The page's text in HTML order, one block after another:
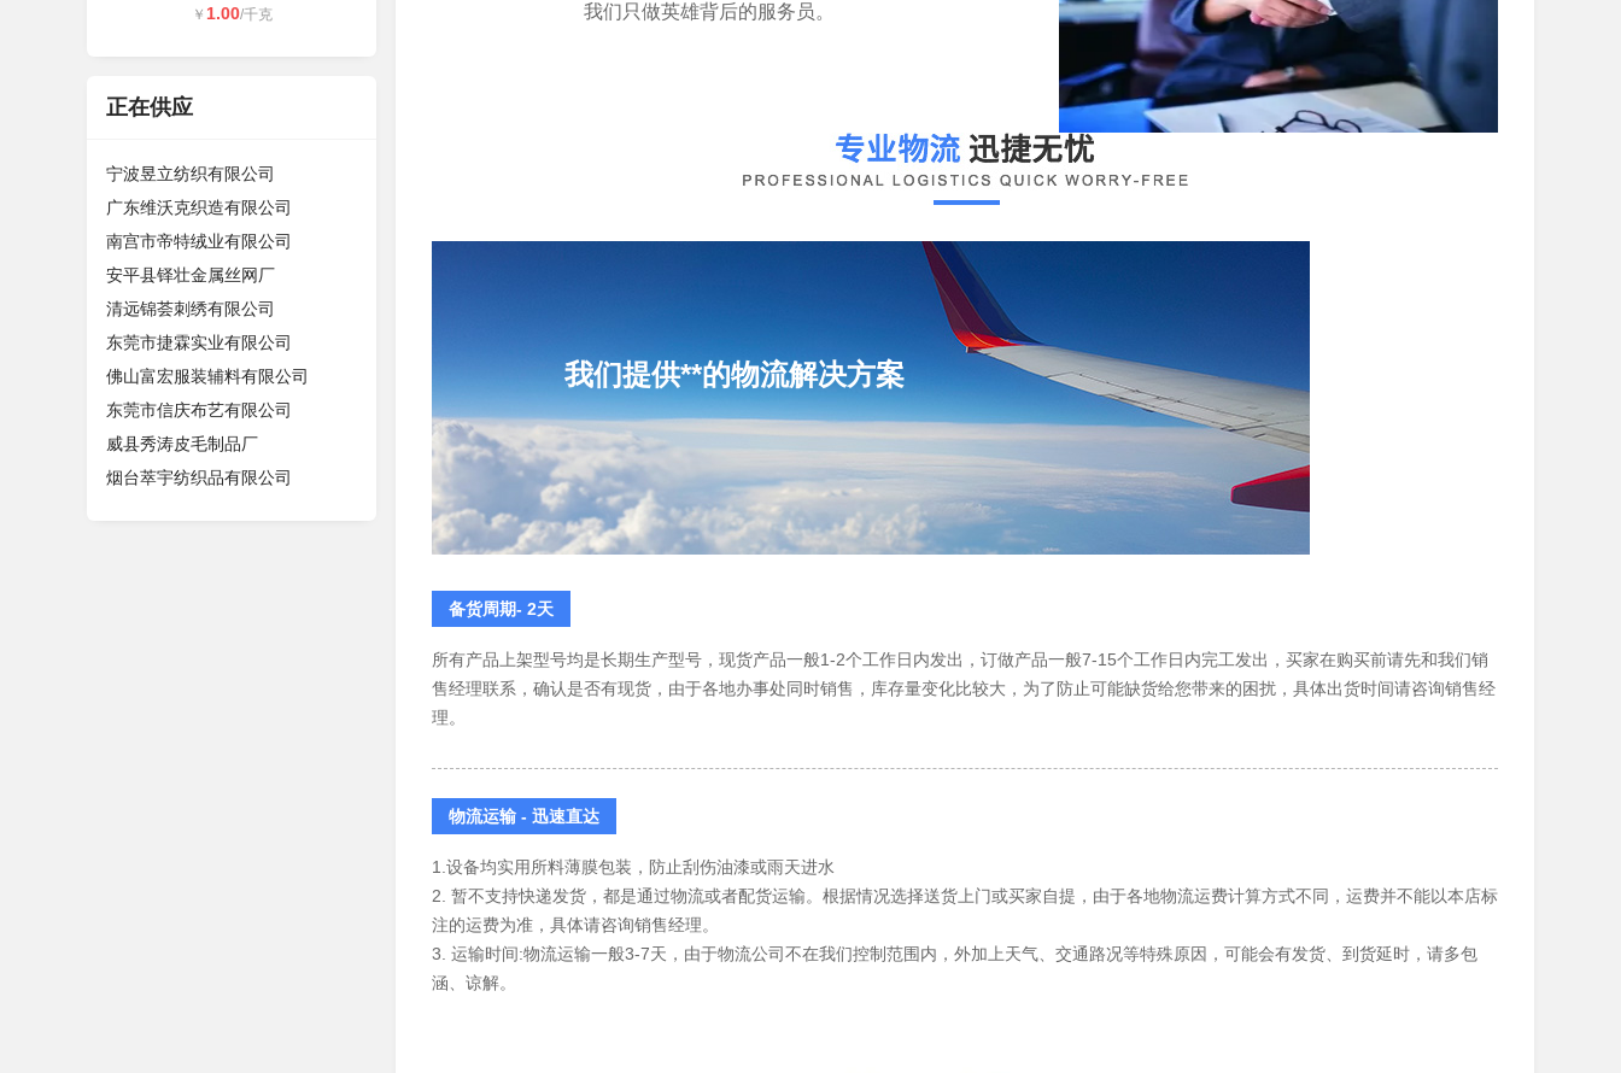
￥ 1.00/千克
正在供应
宁波昱立纺织有限公司
广东维沃克织造有限公司
南宫市帝特绒业有限公司
安平县铎壮金属丝网厂
清远锦荟刺绣有限公司
东莞市捷霖实业有限公司
佛山富宏服装辅料有限公司
东莞市信庆布艺有限公司
威县秀涛皮毛制品厂
烟台萃宇纺织品有限公司
我们只做英雄背后的服务员。
我们提供**的物流解决方案
备货周期- 2天
所有产品上架型号均是长期生产型号，现货产品一般1-2个工作日内发出，订做产品一般7-15个工作日内完工发出，买家在购买前请先和我们销
售经理联系，确认是否有现货，由于各地办事处同时销售，库存量变化比较大，为了防止可能缺货给您带来的困扰，具体出货时间请咨询销售经
理。
物流运输 - 迅速直达
1.设备均实用所料薄膜包装，防止刮伤油漆或雨天进水
2. 暂不支持快递发货，都是通过物流或者配货运输。根据情况选择送货上门或买家自提，由于各地物流运费计算方式不同，运费并不能以本店标
注的运费为准，具体请咨询销售经理。
3. 运输时间:物流运输一般3-7天，由于物流公司不在我们控制范围内，外加上天气、交通路况等特殊原因，可能会有发货、到货延时，请多包
涵、谅解。